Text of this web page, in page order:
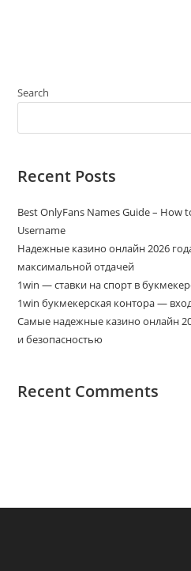
Search
Recent Posts
Best OnlyFans Names Guide – How
Username
Надежные казино онлайн 2026
максимальной отдачей
1win — ставки на спорт в
1win букмекерская контора —
Самые надежные казино онлайн
и безопасностью
Recent Comments